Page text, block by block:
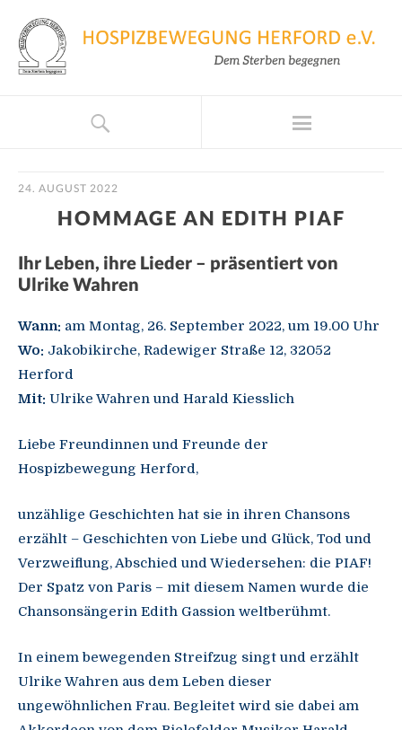
24. AUGUST 2022
HOMMAGE AN EDITH PIAF
Ihr Leben, ihre Lieder – präsentiert von
Ulrike Wahren
Wann: am Montag, 26. September 2022, um 19.00 Uhr
Wo: Jakobikirche, Radewiger Straße 12, 32052
Herford
Mit: Ulrike Wahren und Harald Kiesslich
Liebe Freundinnen und Freunde der
Hospizbewegung Herford,
unzählige Geschichten hat sie in ihren Chansons
erzählt – Geschichten von Liebe und Glück, Tod und
Verzweiflung, Abschied und Wiedersehen: die PIAF!
Der Spatz von Paris – mit diesem Namen wurde die
Chansonsängerin Edith Gassion weltberühmt.
In einem bewegenden Streifzug singt und erzählt
Ulrike Wahren aus dem Leben dieser
ungewöhnlichen Frau. Begleitet wird sie dabei am